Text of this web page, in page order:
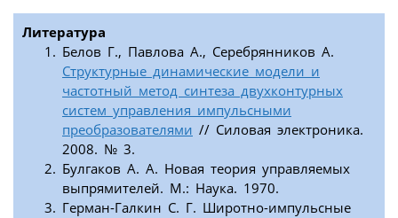
Литература
Белов Г., Павлова А., Серебрянников А.
Структурные динамические модели и
частотный метод синтеза двухконтурных
систем управления импульсными
преобразователями // Силовая электроника.
2008. № 3.
Булгаков А. А. Новая теория управляемых
выпрямителей. М.: Наука. 1970.
Герман-Галкин С. Г. Широтно-импульсные